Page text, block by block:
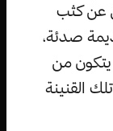
عن كثب
صدئة،
يتكون من
تلك القنينة